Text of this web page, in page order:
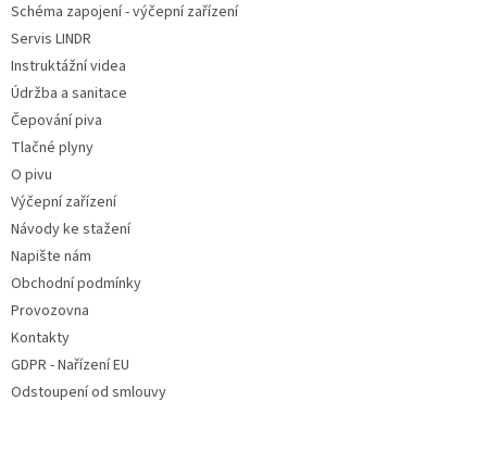
Schéma zapojení - výčepní zařízení
Servis LINDR
Instruktážní videa
Údržba a sanitace
Čepování piva
Tlačné plyny
O pivu
Výčepní zařízení
Návody ke stažení
Napište nám
Obchodní podmínky
Provozovna
Kontakty
GDPR - Nařízení EU
Odstoupení od smlouvy